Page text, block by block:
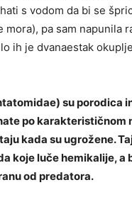
s vodom da bi se
mora), pa sam napunila
ih je dvanaestak
su porodica
po karakterističnom
kada su ugrožene.
koje luče hemikalije, a
od predatora.